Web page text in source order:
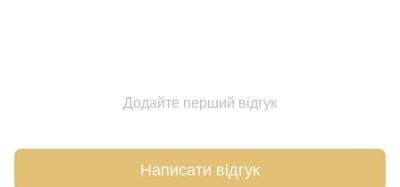
Додайте перший відгук
Написати відгук